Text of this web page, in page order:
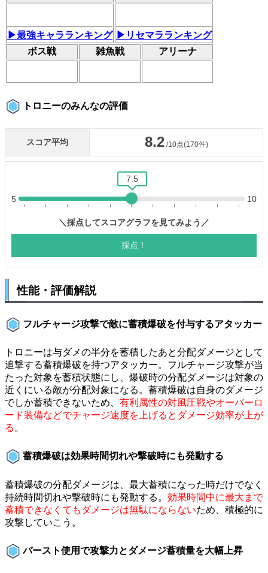
▶最強キャラランキング
▶リセマラランキング
ボス戦
雑魚戦 アリーナ
トロニーのみんなの評価
性能・評価解説
フルチャージ攻撃で敵に蓄積爆破を付与するアタッカー
トロニーは与ダメの半分を蓄積したあと分配ダメージとして
追撃する蓄積爆破を持つアタッカー。フルチャージ攻撃が当
たった対象を蓄積状態にし、爆破時の分配ダメージは対象の
近くにいる敵が分配対象になる。蓄積爆破は自身のダメージ
でしか蓄積できないため、 有利属性の対風圧戦やオーバーロ
ード装備などでチャージ速度を上げるとダメージ効率が上が
る 。
蓄積爆破は効果時間切れや撃破時にも発動する
蓄積爆破の分配ダメージは、最大蓄積になった時だけでなく
持続時間切れや撃破時にも発動する。 効果時間中に最大まで
蓄積できなくてもダメージは無駄にならないため、積極的に
攻撃していこう。
バースト使用で攻撃力とダメージ蓄積量を大幅上昇